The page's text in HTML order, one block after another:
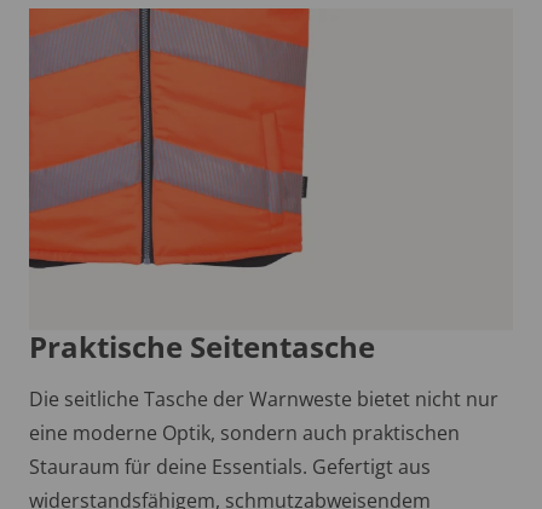
Praktische Seitentasche
Die seitliche Tasche der Warnweste bietet nicht nur
eine moderne Optik, sondern auch praktischen
Stauraum für deine Essentials. Gefertigt aus
widerstandsfähigem, schmutzabweisendem